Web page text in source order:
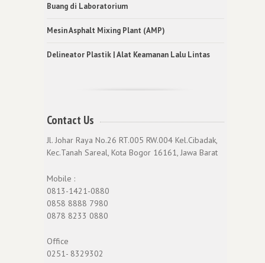
Buang di Laboratorium
Mesin Asphalt Mixing Plant (AMP)
Delineator Plastik | Alat Keamanan Lalu Lintas
Contact Us
Jl. Johar Raya No.26 RT.005 RW.004 Kel.Cibadak,
Kec.Tanah Sareal, Kota Bogor 16161, Jawa Barat
Mobile :
0813-1421-0880
0858 8888 7980
0878 8233 0880
Office
0251- 8329302